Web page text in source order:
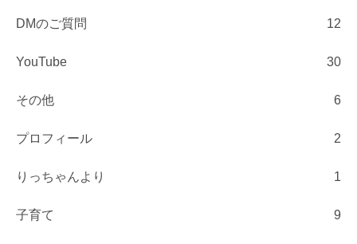
DMのご質問 12
YouTube 30
その他 6
プロフィール 2
りっちゃんより 1
子育て 9